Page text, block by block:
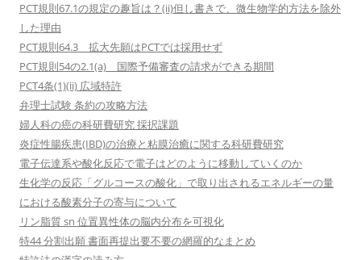
PCT規則67.1の規定の趣旨は？(ii)但し書きで、微生物学的方法を除外
した理由
PCT規則64.3 拡大先願はPCTでは採用せず
PCT規則54の2.1(a) 国際予備審査の請求ができる期間
PCT4条(1)(ii) 広域特許
弁理士試験 条約の攻略方法
婦人科の癌の科研費研究 採択課題
炎症性腸疾患(IBD)の治療と粘膜治癒に関する科研費研究
電子伝達系や酸化反応で電子はどのように移動していくのか
生化学の反応「グルコースの酸化」で取り出されるエネルギーの量
における酸素分子の寄与について
リン脂質 sn 位置異性体の脳内分布を可視化
特44 分割出願 書面再提出要不要の網羅的なまとめ